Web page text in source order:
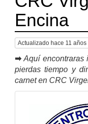
Encina
Actualizado hace 11 años
➡ Aquí encontraras
pierdas tiempo y
carnet en CRC